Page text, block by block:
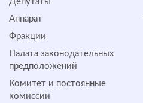
Аппарат
Фракции
Палата законодательных
предположений
Комитет и постоянные
комиссии